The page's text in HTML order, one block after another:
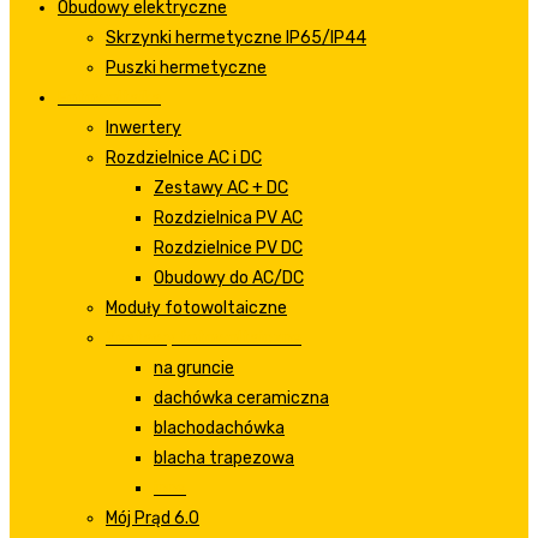
Obudowy elektryczne
Skrzynki hermetyczne IP65/IP44
Puszki hermetyczne
Inwertery
Rozdzielnice AC i DC
Zestawy AC + DC
Rozdzielnica PV AC
Rozdzielnice PV DC
Obudowy do AC/DC
Moduły fotowoltaiczne
na gruncie
dachówka ceramiczna
blachodachówka
blacha trapezowa
Mój Prąd 6.0